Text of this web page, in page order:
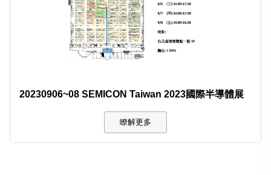
20230906~08 SEMICON Taiwan 2023國際半導體展
瞭解更多